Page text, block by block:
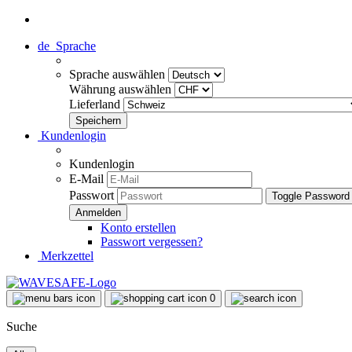
de Sprache
Sprache auswählen
Währung auswählen
Lieferland
Kundenlogin
Kundenlogin
E-Mail
Passwort
Toggle
Konto erstellen
Passwort vergessen?
Merkzettel
0
Suche